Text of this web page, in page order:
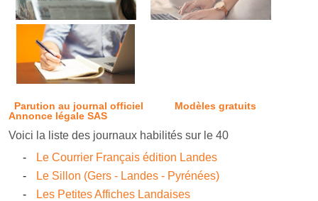
Parution au journal officiel
Modèles gratuits
Annonce légale SAS
Voici la liste des journaux habilités sur le 40
Le Courrier Français édition Landes
Le Sillon (Gers - Landes - Pyrénées)
Les Petites Affiches Landaises